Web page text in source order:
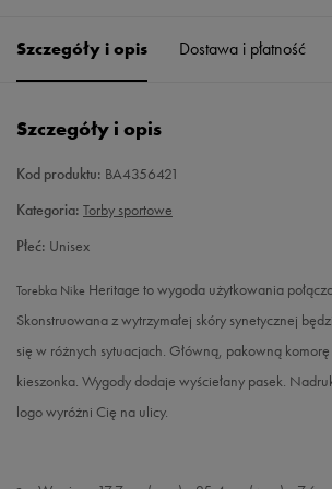
Szczegóły i opis Dostawa i płatność
Szczegóły i opis
Kod produktu: BA4356421
Kategoria: Torby sportowe
Płeć: Unisex
Torebka Nike Heritage to wygoda użytkowania
Skonstruowana z wytrzymałej skóry synetycznej
się w różnych sytuacjach. Główną, pakowną komorę
kieszonka. Wygody dodaje wyściełany pasek.
logo wyróżni Cię na ulicy.